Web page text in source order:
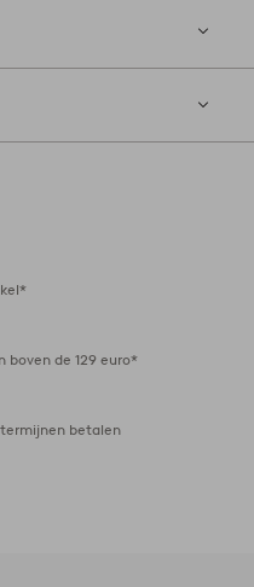
boven de 129 euro*
betalen